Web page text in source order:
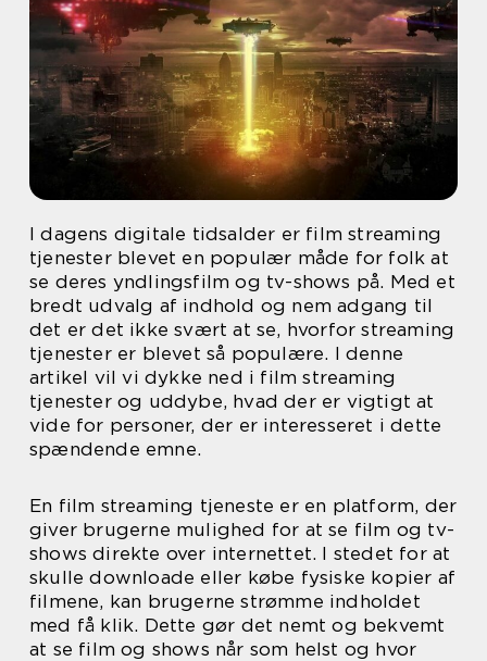
I dagens digitale tidsalder er film streaming
tjenester blevet en populær måde for folk at
se deres yndlingsfilm og tv-shows på. Med et
bredt udvalg af indhold og nem adgang til
det er det ikke svært at se, hvorfor streaming
tjenester er blevet så populære. I denne
artikel vil vi dykke ned i film streaming
tjenester og uddybe, hvad der er vigtigt at
vide for personer, der er interesseret i dette
spændende emne.
En film streaming tjeneste er en platform, der
giver brugerne mulighed for at se film og tv-
shows direkte over internettet. I stedet for at
skulle downloade eller købe fysiske kopier af
filmene, kan brugerne strømme indholdet
med få klik. Dette gør det nemt og bekvemt
at se film og shows når som helst og hvor